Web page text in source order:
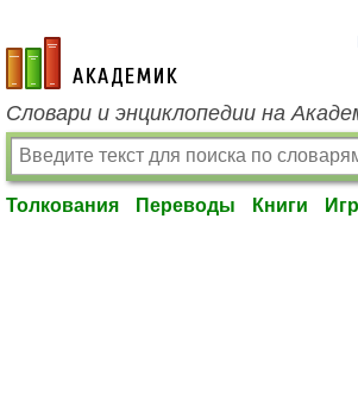
academic.ru
Словари и энциклопедии на
Толкования Переводы Книги